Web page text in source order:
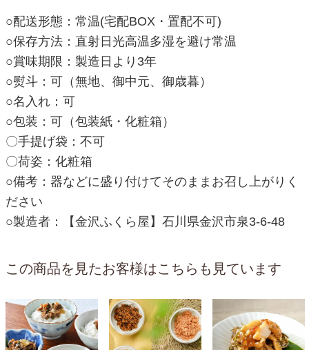
○配送形態：常温(宅配BOX・置配不可)
○保存方法：直射日光高温多湿を避け常温
○賞味期限：製造日より3年
○熨斗：可（無地、御中元、御歳暮）
○名入れ：可
○包装：可（包装紙・化粧箱）
〇手提げ袋：不可
〇荷姿：化粧箱
○備考：器などに盛り付けてそのままお召し上がりく
ださい
○製造者：【金沢ふくら屋】石川県金沢市泉3-6-48
この商品を見たお客様はこちらも見ています